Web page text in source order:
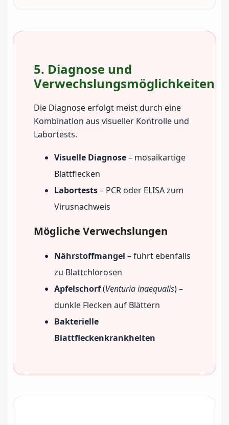
5. Diagnose und
Verwechslungsmöglichkeiten
Die Diagnose erfolgt meist durch eine
Kombination aus visueller Kontrolle und
Labortests.
Visuelle Diagnose– mosaikartige
Blattflecken
Labortests– PCR oder ELISA zum
Virusnachweis
Mögliche Verwechslungen
Nährstoffmangel – führt ebenfalls
zu Blattchlorosen
Apfelschorf(Venturia inaequalis) –
dunkle Flecken auf Blättern
Bakterielle
Blattfleckenkrankheiten